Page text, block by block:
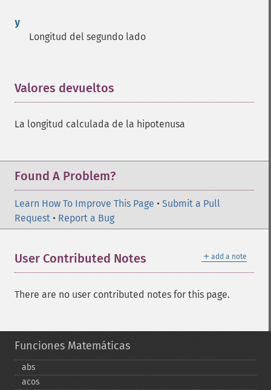
y
Longitud del segundo lado
Valores devueltos
La longitud calculada de la hipotenusa
Found A Problem?
Learn How To Improve This Page • Submit a Pull
Request • Report a Bug
＋ add a note
User Contributed Notes
There are no user contributed notes for this page.
Funciones Matemáticas
abs
acos